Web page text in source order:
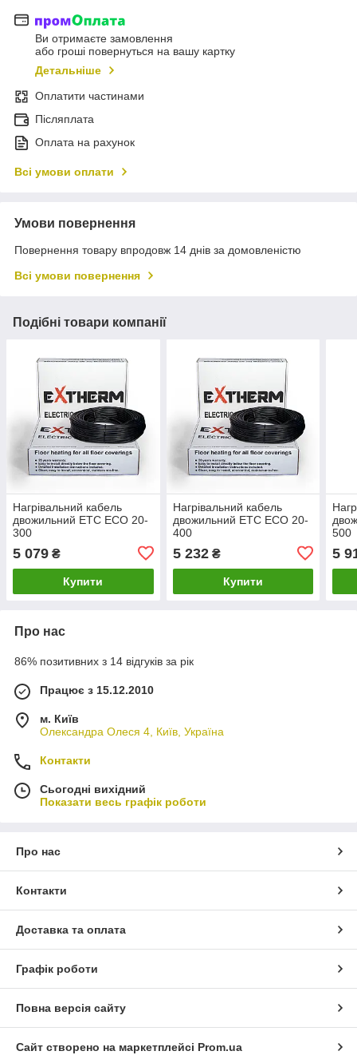
Ви отримаєте замовлення
або гроші повернуться на вашу картку
Детальніше
Оплатити частинами
Післяплата
Оплата на рахунок
Всі умови оплати
Умови повернення
Повернення товару впродовж 14 днів за домовленістю
Всі умови повернення
Подібні товари компанії
Нагрівальний кабель
двожильний ETС ECO 20-
300
5 079 ₴
Купити
Нагрівальний кабель
двожильний ETС ECO 20-
400
5 232₴
Купити
500
5
Про нас
86% позитивних з 14 відгуків за рік
Працює з 15.12.2010
м. Київ
Олександра Олеся 4, Київ, Україна
Контакти
Сьогодні вихідний
Показати весь графік роботи
Про нас
Контакти
Доставка та оплата
Графік роботи
Повна версія сайту
Сайт створено на маркетплейсі Prom.ua